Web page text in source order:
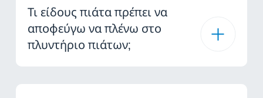
Τι είδους πιάτα πρέπει να
αποφεύγω να πλένω στο
πλυντήριο πιάτων;